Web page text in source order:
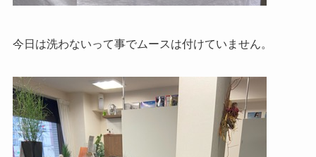
今日は洗わないって事でムースは付けていません。